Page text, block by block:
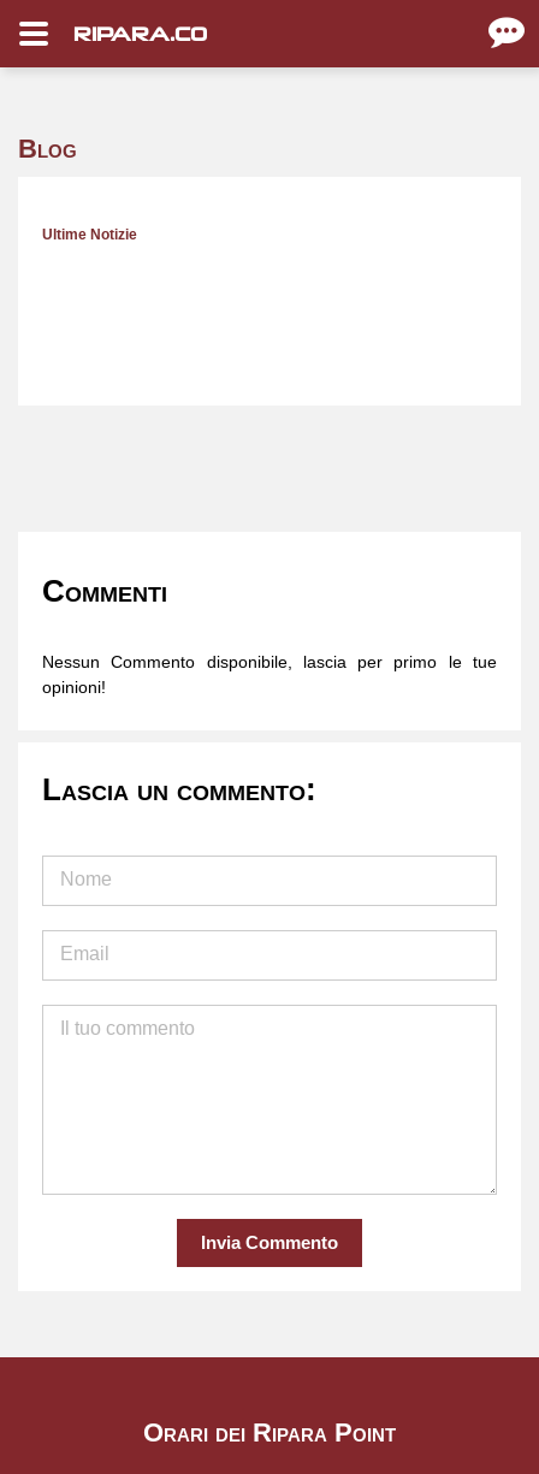
RIPARA.CO
Blog
Ultime Notizie
Commenti
Nessun Commento disponibile, lascia per primo le tue
opinioni!
Lascia un commento:
Invia Commento
Orari dei Ripara Point